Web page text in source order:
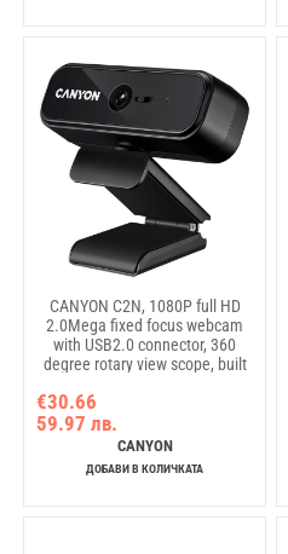
CANYON C2N, 1080P full HD
2.0Mega fixed focus webcam
with USB2.0 connector, 360
degree rotary view scope, built
viewing angle 88°, cable length
1.5m, 90*60*55mm, 0.095kg,
Black
€30.66
59.97 лв.
CANYON
ДОБАВИ В КОЛИЧКАТА